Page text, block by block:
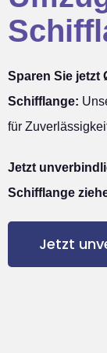
Sparen Sie jetzt
Schifflange:
für
Jetzt
Schifflange
Jetzt